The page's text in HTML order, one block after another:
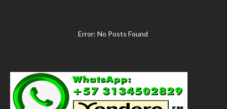
Error: No Posts Found